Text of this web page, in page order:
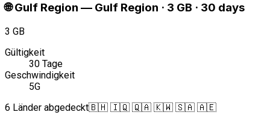
🌐 Gulf Region — Gulf Region · 3 GB · 30 days
3 GB
Gültigkeit
30 Tage
Geschwindigkeit
5G
6 Länder abgedeckt🇧🇭 🇮🇶 🇶🇦 🇰🇼 🇸🇦 🇦🇪